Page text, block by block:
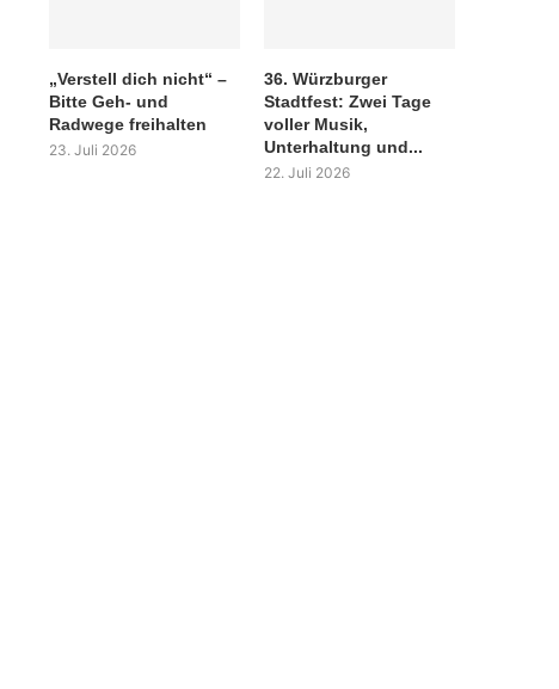
„Verstell dich nicht“ –
Bitte Geh- und
Radwege freihalten
23. Juli 2026
36. Würzburger
Stadtfest: Zwei Tage
voller Musik,
Unterhaltung und...
22. Juli 2026